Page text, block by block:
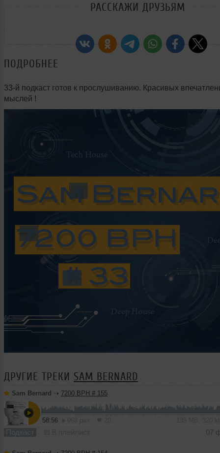
РАССКАЖИ ДРУЗЬЯМ
ПОДРОБНЕЕ
33-й подкаст готов к прослушиванию. Красивых
мыслей !
ДРУГИЕ ТРЕКИ SAM BERNARD
Sam Bernard ➝ 7200 BPH # 155
58:56
Подкаст 07